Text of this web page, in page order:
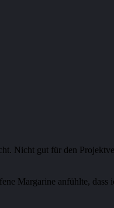
Nicht gut für den
Margarine anfühlte, dass